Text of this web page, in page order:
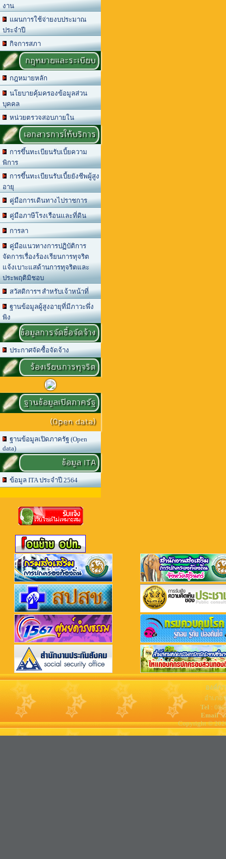
งาน
แผนการใช้จ่ายงบประมาณ
ประจำปี
กิจการสภา
กฎหมายและระเบียบ
กฎหมายหลัก
นโยบายคุ้มครองข้อมูลส่วน
บุคคล
หน่วยตรวจสอบภายใน
เอกสารการให้บริการ
การขึ้นทะเบียนรับเบี้ยความ
พิการ
การขึ้นทะเบียนรับเบี้ยยังชีพผู้สูง
อายุ
คู่มือการเดินทางไปราชการ
คู่มือภาษีโรงเรือนและที่ดิน
การลา
คู่มือแนวทางการปฏิบัติการ
จัดการเรื่องร้องเรียนการทุจริต
แจ้งเบาะแสด้านการทุจริตและ
ประพฤติมิชอบ
สวัสดิการฯ สำหรับเจ้าหน้าที่
ฐานข้อมูลผู้สูงอายุที่มีภาวะพึ่ง
พิง
ข้อมูลการจัดซื้อจัดจ้าง
ประกาศจัดซื้อจัดจ้าง
ร้องเรียนการทุจริต
ฐานข้อมูลเปิดภาครัฐ
(Open data)
ฐานข้อมูลเปิดภาครัฐ (Open
data)
ข้อมูล ITA
ข้อมูล ITA ประจำปี 2564
องค์ก
อำเภอ
Tel :
Email:
Copyright ©